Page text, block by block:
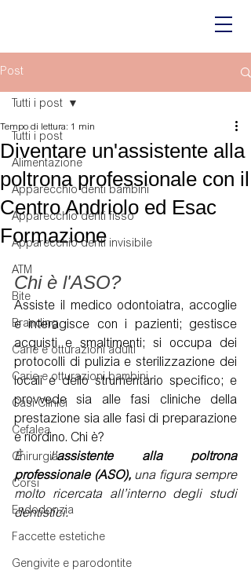
Post
Tutti i post
Alimentazione
Apparecchio denti bambini
Apparecchio denti fisso
Apparecchio denti invisibile
ATM
Bite
Branding
Carie e otturazioni adulti
Carie e otturazioni bambini
Casi Clinici
Cefalea
Chirurgia
Corsi
Endodonzia
Faccette estetiche
Gengivite e parodontite
Tutti i post
Diventare un'assistente alla
poltrona professionale con il
Centro Andriolo ed Esac
Formazione
Tempo di lettura: 1 min
Chi è l'ASO?
Assiste il medico odontoiatra, accoglie
e interagisce con i pazienti; gestisce
acquisti e smaltimenti; si occupa dei
protocolli di pulizia e sterilizzazione dei
locali e dello strumentario specifico; e
provvede sia alle fasi cliniche della
prestazione sia alle fasi di preparazione
e riordino. Chi è?
È l’assistente alla poltrona
professionale (ASO), una figura sempre
molto ricercata all’interno degli studi
dentistici.